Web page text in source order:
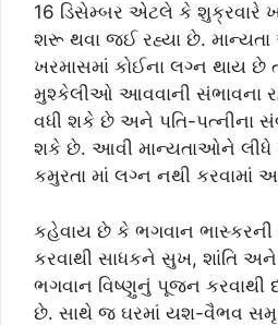
16 ડિસેમ્બર એટલે કે શુક્રવારે
શરૂ થવા જઈ રહ્યા છે.
ખરમાસમાં કોઈના લગ્ન થાય છે
મુશ્કેલીઓ આવવાની સંભાવના
વધી શકે છે અને પતિ-પત્નીના
શકે છે. આવી માન્યતાઓને
કમુરતા માં લગ્ન નથી કરવામાં
કહેવાય છે કે ભગવાન
કરવાથી સાધકને સુખ, શાંતિ
ભગવાન વિષ્ણુનું પૂજન કરવાથી
છે. સાથે જ ઘરમાં યશ-વૈભવ